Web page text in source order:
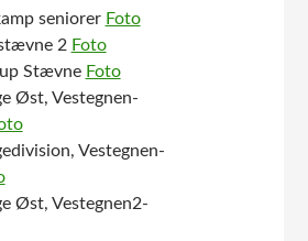
seniorer Foto
2 Foto
Stævne Foto
Øst, Vestegnen-
Vestegnen-
Øst, Vestegnen2-